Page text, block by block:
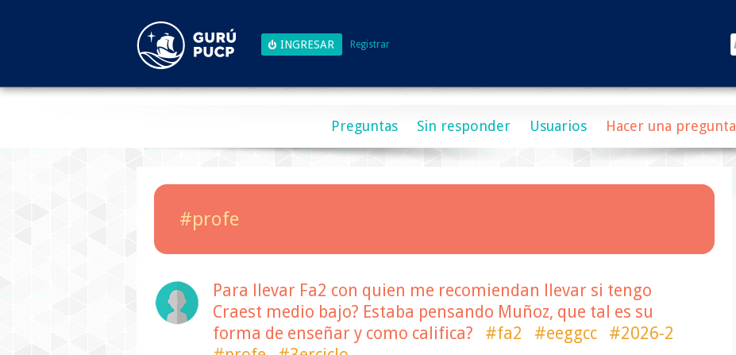
Registrar
Preguntas Sin responder Usuarios Hacer una pregunta
#profe
Para llevar Fa2 con quien me recomiendan llevar si tengo
Craest medio bajo? Estaba pensando Muñoz, que tal es su
forma de enseñar y como califica?
#fa2 #eeggcc
#2026-2